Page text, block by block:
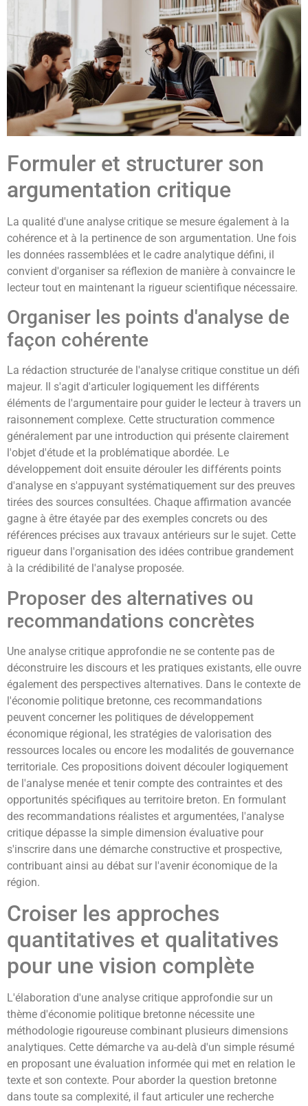
Formuler et structurer son
argumentation critique
La qualité d'une analyse critique se mesure également à la
cohérence et à la pertinence de son argumentation. Une fois
les données rassemblées et le cadre analytique défini, il
convient d'organiser sa réflexion de manière à convaincre le
lecteur tout en maintenant la rigueur scientifique nécessaire.
Organiser les points d'analyse de
façon cohérente
La rédaction structurée de l'analyse critique constitue un défi
majeur. Il s'agit d'articuler logiquement les différents
éléments de l'argumentaire pour guider le lecteur à travers un
raisonnement complexe. Cette structuration commence
généralement par une introduction qui présente clairement
l'objet d'étude et la problématique abordée. Le
développement doit ensuite dérouler les différents points
d'analyse en s'appuyant systématiquement sur des preuves
tirées des sources consultées. Chaque affirmation avancée
gagne à être étayée par des exemples concrets ou des
références précises aux travaux antérieurs sur le sujet. Cette
rigueur dans l'organisation des idées contribue grandement
à la crédibilité de l'analyse proposée.
Proposer des alternatives ou
recommandations concrètes
Une analyse critique approfondie ne se contente pas de
déconstruire les discours et les pratiques existants, elle ouvre
également des perspectives alternatives. Dans le contexte de
l'économie politique bretonne, ces recommandations
peuvent concerner les politiques de développement
économique régional, les stratégies de valorisation des
ressources locales ou encore les modalités de gouvernance
territoriale. Ces propositions doivent découler logiquement
de l'analyse menée et tenir compte des contraintes et des
opportunités spécifiques au territoire breton. En formulant
des recommandations réalistes et argumentées, l'analyse
critique dépasse la simple dimension évaluative pour
s'inscrire dans une démarche constructive et prospective,
contribuant ainsi au débat sur l'avenir économique de la
région.
Croiser les approches
quantitatives et qualitatives
pour une vision complète
L'élaboration d'une analyse critique approfondie sur un
thème d'économie politique bretonne nécessite une
méthodologie rigoureuse combinant plusieurs dimensions
analytiques. Cette démarche va au-delà d'un simple résumé
en proposant une évaluation informée qui met en relation le
texte et son contexte. Pour aborder la question bretonne
dans toute sa complexité, il faut articuler une recherche